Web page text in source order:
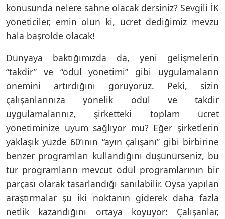
konusunda nelere sahne olacak dersiniz? Sevgili İK
yöneticiler, emin olun ki, ücret dediğimiz mevzu
hala başrolde olacak!
Dünyaya baktığımızda da, yeni gelişmelerin
“takdir” ve “ödül yönetimi” gibi uygulamaların
önemini artırdığını görüyoruz. Peki, sizin
çalışanlarınıza yönelik ödül ve takdir
uygulamalarınız, şirketteki toplam ücret
yönetiminize uyum sağlıyor mu? Eğer şirketlerin
yaklaşık yüzde 60’ının “ayın çalışanı” gibi birbirine
benzer programları kullandığını düşünürseniz, bu
tür programların mevcut ödül programlarının bir
parçası olarak tasarlandığı sanılabilir. Oysa yapılan
araştırmalar şu iki noktanın giderek daha fazla
netlik kazandığını ortaya koyuyor: Çalışanlar,